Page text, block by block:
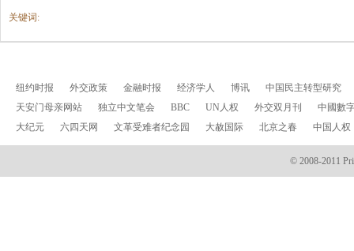
关键词:
纽约时报 外交政策 金融时报 经济学人 博讯
中国民主转型研究
天安门母亲网站
独立中文笔会 BBC UN人权 外交双月刊
中國數
大纪元
六四天网 文革受难者纪念园 大赦国际 北京之春 中国人权
© 2008-2011